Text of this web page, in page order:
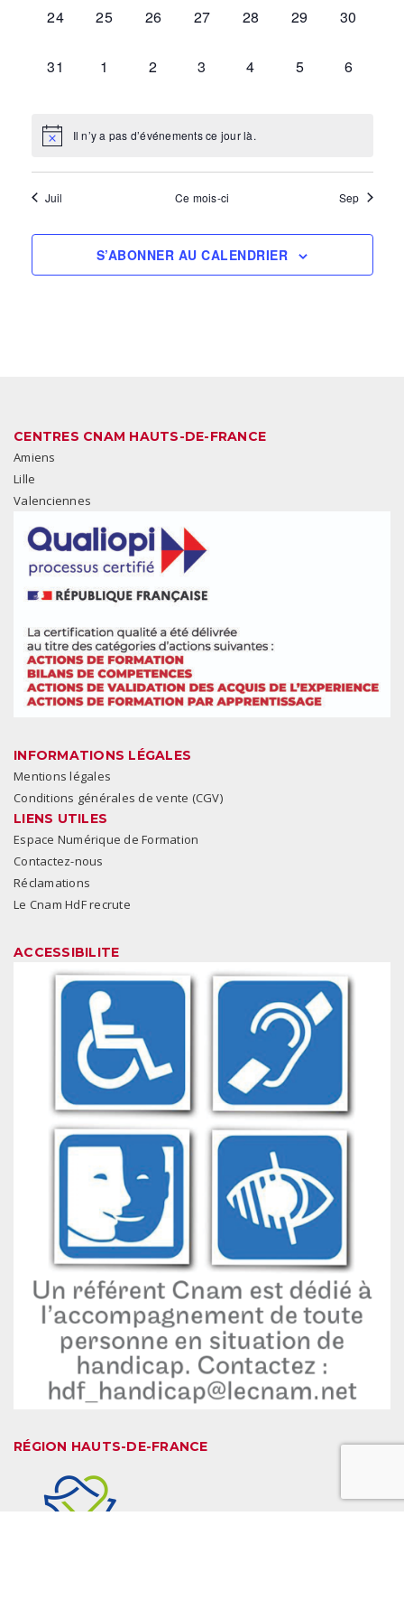
0
24
0
25
0
26
0
27
0
28
0
29
0
30
0
31
0
1
0
2
0
3
0
4
0
5
0
6
Il n’y a pas d’événements ce jour là.
Juil Ce mois-ci Sep
S’ABONNER AU CALENDRIER
CENTRES CNAM HAUTS-DE-FRANCE
Amiens
Lille
Valenciennes
INFORMATIONS LÉGALES
Mentions légales
Conditions générales de vente (CGV)
LIENS UTILES
Espace Numérique de Formation
Contactez-nous
Réclamations
Le Cnam HdF recrute
ACCESSIBILITE
RÉGION HAUTS-DE-FRANCE